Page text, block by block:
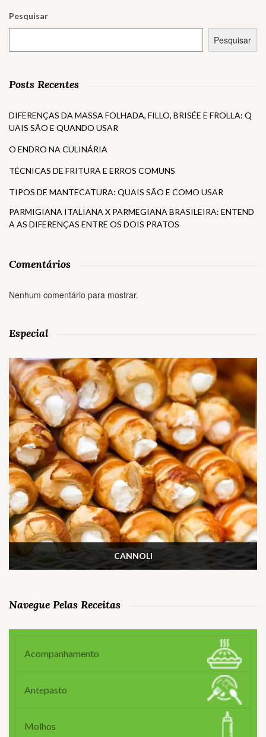
Pesquisar
Pesquisar
Posts Recentes
DIFERENÇAS DA MASSA FOLHADA, FILLO, BRISÉE E FROLLA: Q
UAIS SÃO E QUANDO USAR
O ENDRO NA CULINÁRIA
TÉCNICAS DE FRITURA E ERROS COMUNS
TIPOS DE MANTECATURA: QUAIS SÃO E COMO USAR
PARMIGIANA ITALIANA X PARMEGIANA BRASILEIRA: ENTEND
A AS DIFERENÇAS ENTRE OS DOIS PRATOS
Comentários
Nenhum comentário para mostrar.
Especial
CANNOLI
Navegue Pelas Receitas
Acompanhamento
Antepasto
Molhos